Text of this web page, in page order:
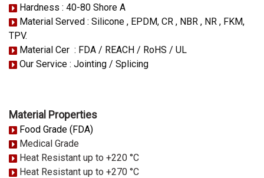
Hardness : 40-80 Shore A
Material Served : Silicone , EPDM, CR , NBR , NR , FKM,
TPV.
Material Cer : FDA / REACH / RoHS / UL
Our Service : Jointing / Splicing
Material Properties
Food Grade (FDA)
Medical Grade
Heat Resistant up to +220 °C
Heat Resistant up to +270 °C